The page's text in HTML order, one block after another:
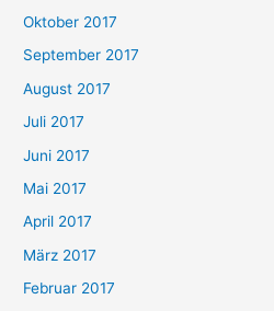
Oktober 2017
September 2017
August 2017
Juli 2017
Juni 2017
Mai 2017
April 2017
März 2017
Februar 2017